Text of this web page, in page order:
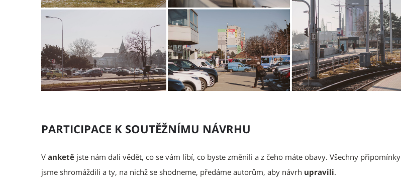
PARTICIPACE K SOUTĚŽNÍMU NÁVRHU
V anketě jste nám dali vědět, co se vám líbí, co byste změnili a z čeho máte obavy. Všechny připomínky
jsme shromáždili a ty, na nichž se shodneme, předáme autorům, aby návrh upravili.